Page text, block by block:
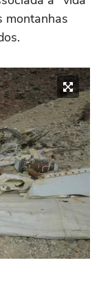
montanhas